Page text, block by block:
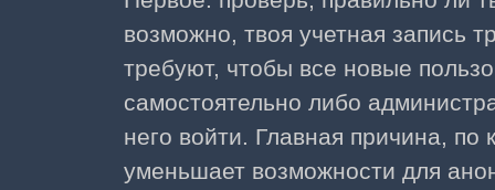
возможно, твоя учетная запись
требуют, чтобы все новые
самостоятельно либо
него войти. Главная причина,
уменьшает возможности для